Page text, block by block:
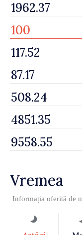
Vremea
Informația oferită de